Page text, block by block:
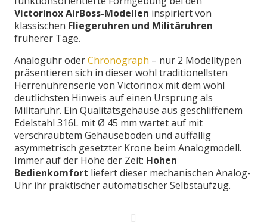
Victorinox AirBoss-Modellen inspiriert von
klassischen Fliegeruhren und Militäruhren
früherer Tage.
Analoguhr oderChronograph – nur 2 Modelltypen
präsentieren sich in dieser wohl traditionellsten
Herrenuhrenserie von Victorinox mit dem wohl
deutlichsten Hinweis auf einen Ursprung als
Militäruhr. Ein Qualitätsgehäuse aus geschliffenem
Edelstahl 316L mit Ø 45 mm wartet auf mit
verschraubtem Gehäuseboden und auffällig
asymmetrisch gesetzter Krone beim Analogmodell.
Immer auf der Höhe der Zeit: Hohen
Bedienkomfort liefert dieser mechanischen Analog-
Uhr ihr praktischer automatischer Selbstaufzug.